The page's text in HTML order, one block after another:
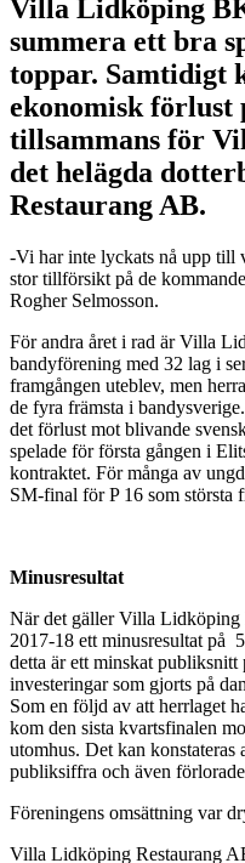
Villa Lidköping
summera ett bra
toppar. Samtidigt
ekonomisk förlust
tillsammans för
det helägda
Restaurang AB.
-Vi har inte lyckats nå upp till
stor tillförsikt på de
Rogher Selmosson.
För andra året i rad är Villa
bandyförening med 32 lag i
framgången uteblev, men
de fyra främsta i
det förlust mot blivande
spelade för första gången i
kontraktet. För många av
SM-final för P 16 som största
Minusresultat
När det gäller Villa Lidköping
2017-18 ett minusresultat på
detta är ett minskat publiksnitt
investeringar som gjorts på
Som en följd av att herrlaget
kom den sista kvartsfinalen
utomhus. Det kan konstateras
publiksiffra och även
Föreningens omsättning var
Villa Lidköping Restaurang